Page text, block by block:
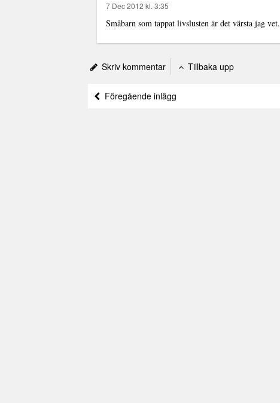
7 Dec 2012 kl. 3:35
Småbarn som tappat livslusten är det värsta jag vet.
Skriv kommentar Tillbaka upp
Föregående inlägg